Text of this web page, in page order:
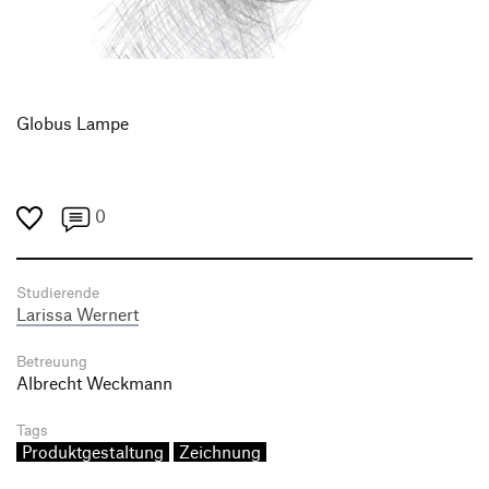
Transfer und Kooperation
Produktgestaltung B.A.
Strategische Gestaltung M.A.
Globus Lampe
0
Studierende
Larissa Wernert
Betreuung
Albrecht Weckmann
Tags
Produktgestaltung Zeichnung